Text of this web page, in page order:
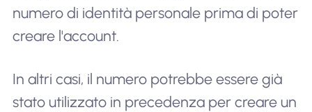
numero di identità personale prima di poter
creare l'account.
In altri casi, il numero potrebbe essere già
stato utilizzato in precedenza per creare un